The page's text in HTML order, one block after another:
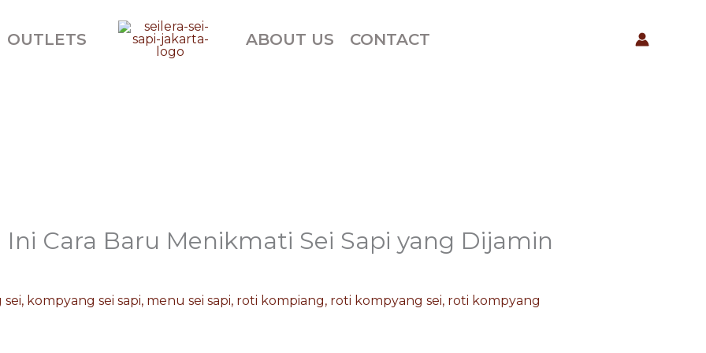
OUTLETS ABOUT US CONTACT
Cara Baru Menikmati Sei Sapi yang Dijamin
, kompyang sei sapi, menu sei sapi, roti kompiang, roti kompyang sei, roti kompyang